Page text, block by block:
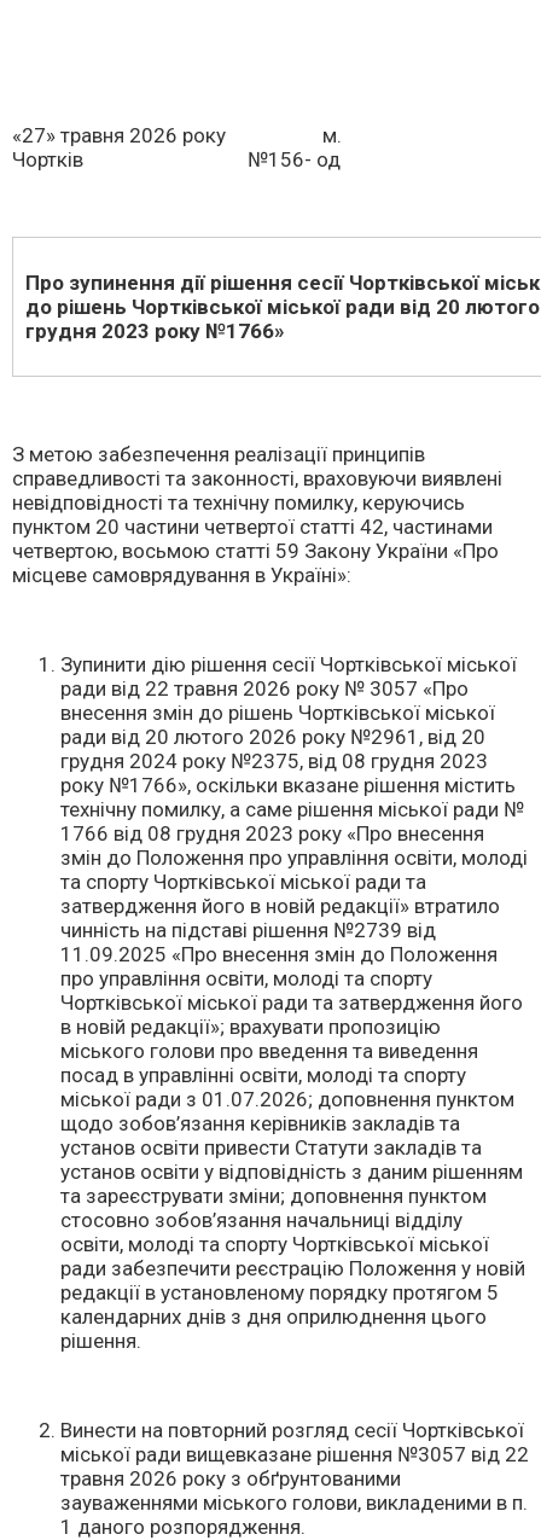
«27» травня 2026 року м.
Чортків №156- од
Про зупинення дії рішення сесії Чортківської
до рішень Чортківської міської ради від 20
грудня 2023 року №1766»
З метою забезпечення реалізації принципів
справедливості та законності, враховуючи виявлені
невідповідності та технічну помилку, керуючись
пунктом 20 частини четвертої статті 42, частинами
четвертою, восьмою статті 59 Закону України «Про
місцеве самоврядування в Україні»:
Зупинити дію рішення сесії Чортківської міської
ради від 22 травня 2026 року № 3057 «Про
внесення змін до рішень Чортківської міської
ради від 20 лютого 2026 року №2961, від 20
грудня 2024 року №2375, від 08 грудня 2023
року №1766», оскільки вказане рішення містить
технічну помилку, а саме рішення міської ради №
1766 від 08 грудня 2023 року «Про внесення
змін до Положення про управління освіти, молоді
та спорту Чортківської міської ради та
затвердження його в новій редакції» втратило
чинність на підставі рішення №2739 від
11.09.2025 «Про внесення змін до Положення
про управління освіти, молоді та спорту
Чортківської міської ради та затвердження його
в новій редакції»; врахувати пропозицію
міського голови про введення та виведення
посад в управлінні освіти, молоді та спорту
міської ради з 01.07.2026; доповнення пунктом
щодо зобов’язання керівників закладів та
установ освіти привести Статути закладів та
установ освіти у відповідність з даним рішенням
та зареєструвати зміни; доповнення пунктом
стосовно зобов’язання начальниці відділу
освіти, молоді та спорту Чортківської міської
ради забезпечити реєстрацію Положення у новій
редакції в установленому порядку протягом 5
календарних днів з дня оприлюднення цього
рішення.
Винести на повторний розгляд сесії Чортківської
міської ради вищевказане рішення №3057 від 22
травня 2026 року з обґрунтованими
зауваженнями міського голови, викладеними в п.
1 даного розпорядження.